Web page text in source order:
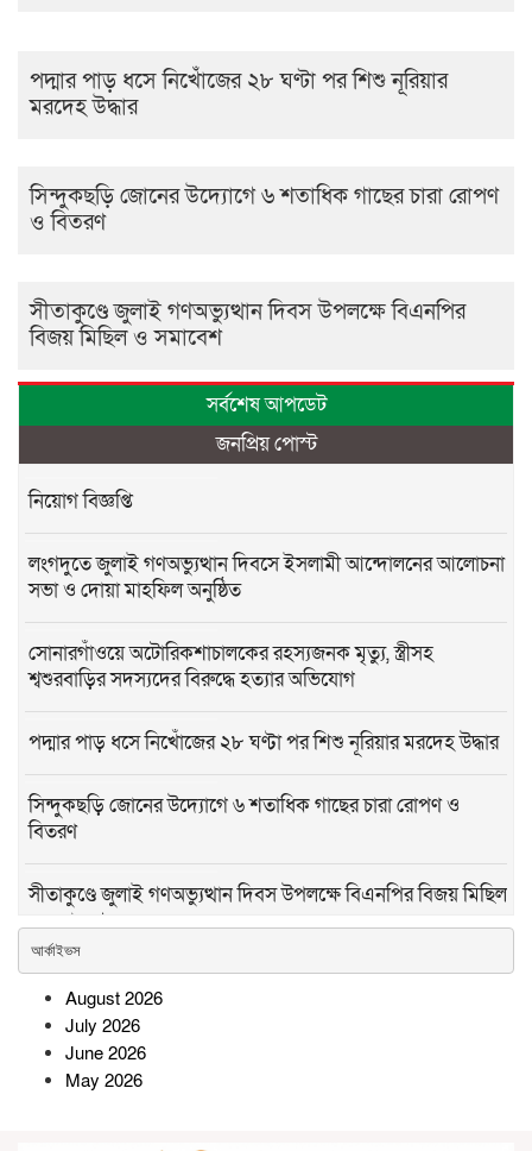
পদ্মার পাড় ধসে নিখোঁজের ২৮ ঘণ্টা পর শিশু নূরিয়ার
মরদেহ উদ্ধার
সিন্দুকছড়ি জোনের উদ্যোগে ৬ শতাধিক গাছের চারা রোপণ
ও বিতরণ
সীতাকুণ্ডে জুলাই গণঅভ্যুত্থান দিবস উপলক্ষে বিএনপির
বিজয় মিছিল ও সমাবেশ
সর্বশেষ আপডেট
জনপ্রিয় পোস্ট
নিয়োগ বিজ্ঞপ্তি
লংগদুতে জুলাই গণঅভ্যুত্থান দিবসে ইসলামী আন্দোলনের আলোচনা
সভা ও দোয়া মাহফিল অনুষ্ঠিত
সোনারগাঁওয়ে অটোরিকশাচালকের রহস্যজনক মৃত্যু, স্ত্রীসহ
শ্বশুরবাড়ির সদস্যদের বিরুদ্ধে হত্যার অভিযোগ
পদ্মার পাড় ধসে নিখোঁজের ২৮ ঘণ্টা পর শিশু নূরিয়ার মরদেহ উদ্ধার
সিন্দুকছড়ি জোনের উদ্যোগে ৬ শতাধিক গাছের চারা রোপণ ও
বিতরণ
সীতাকুণ্ডে জুলাই গণঅভ্যুত্থান দিবস উপলক্ষে বিএনপির বিজয় মিছিল
ও সমাবেশ
আর্কাইভস
August 2026
July 2026
June 2026
May 2026